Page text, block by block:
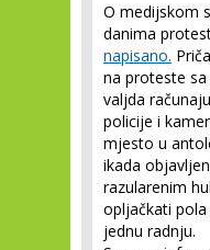
O medijskom
danima
napisano.
na proteste
valjda
policije i
mjesto u
ikada
razularenim
opljačkati pola
jednu radnju.